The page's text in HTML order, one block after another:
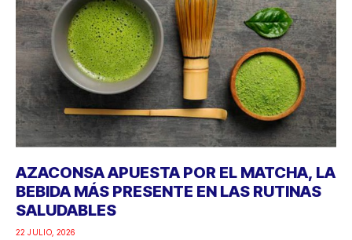
AZACONSA APUESTA POR EL MATCHA, LA
BEBIDA MÁS PRESENTE EN LAS RUTINAS
SALUDABLES
22 JULIO, 2026